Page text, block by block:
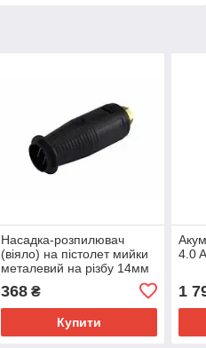
Насадка-розпилювач
(віяло) на пістолет мийки
металевий на різбу 14мм
368₴
Купити
4.0
1